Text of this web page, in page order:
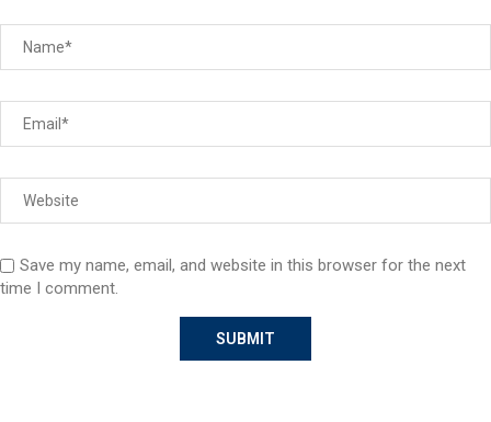
Save my name, email, and website in this browser for the next
time I comment.